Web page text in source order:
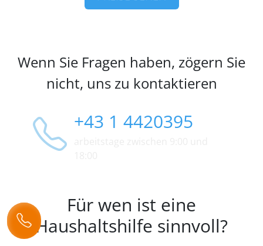
Wenn Sie Fragen haben, zögern Sie
nicht, uns zu kontaktieren
+43 1 4420395
Für wen ist eine
Haushaltshilfe sinnvoll?